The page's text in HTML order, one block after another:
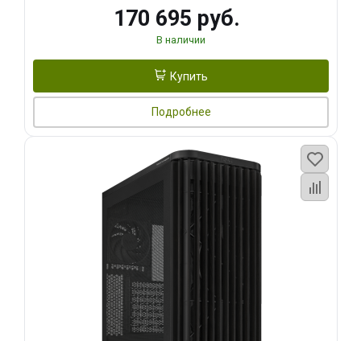
170 695 руб.
В наличии
Купить
Подробнее